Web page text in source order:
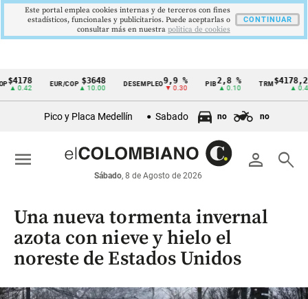
Cintillo
económicos
Colombia
0.42
EUR/COP $3648
▲ 10.00
DESEMPLEO 9,9 %
▼ 0.30
2,8 %
▲ 0.10
TRM$4178,23
▲ 0.42
Pico y Placa Medellín Sabado no no
person search
Sábado, 8 de Agosto de 2026
menu
Una nueva tormenta invernal
azota con nieve y hielo el
noreste de Estados Unidos
Este portal emplea cookies internas y de terceros con fines
estadísticos, funcionales y publicitarios. Puede aceptarlas o
consultar más en nuestra politica de cookies
CONTINUAR